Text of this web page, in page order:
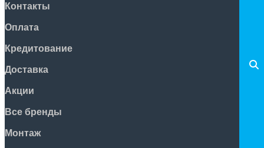
Контакты
Оплата
Кредитование
Доставка
Акции
Все бренды
Монтаж